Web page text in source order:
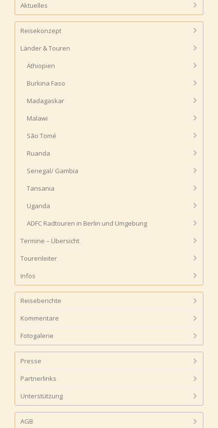
Aktuelles
Reisekonzept
Länder & Touren
Äthiopien
Burkina Faso
Madagaskar
Malawi
São Tomé
Ruanda
Senegal/ Gambia
Tansania
Uganda
ADFC Radtouren in Berlin und Umgebung
Termine – Übersicht
Tourenleiter
Infos
Reiseberichte
Kommentare
Fotogalerie
Presse
Partnerlinks
Unterstützung
AGB